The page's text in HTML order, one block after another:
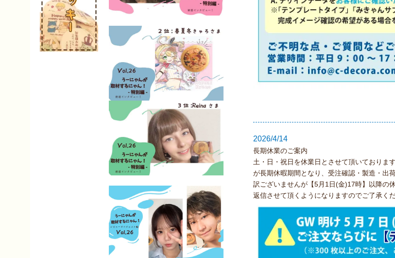
2026/4/14
長期休業のご案内
土・日・祝日を休業日とさせて頂いておりま
が長期休暇期間となり、受注確認・製造・出
訳ございませんが【5月1日(金)17時】以降の
返信させて頂くようになりますのでご了承くだ